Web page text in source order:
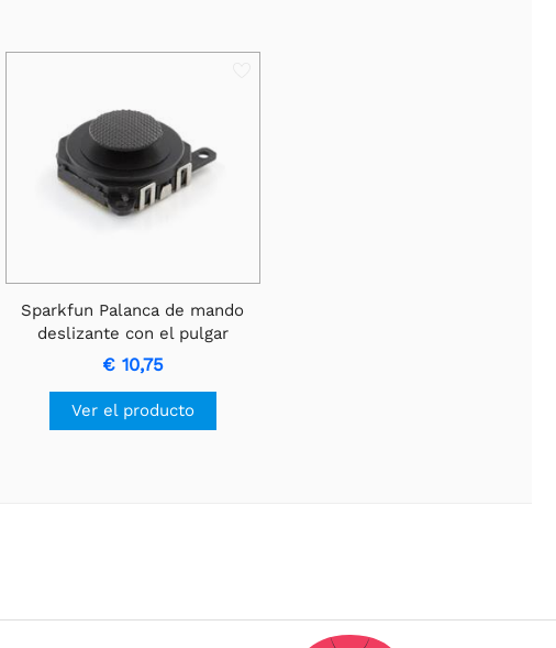
Sparkfun Palanca de mando
deslizante con el pulgar
€ 10,75
Ver el producto